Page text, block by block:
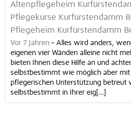
Altenpflegeheim
Pflegekurse Kurfürstendamm
Pflegeheim Kurfürstendamm
Vor 7 Jahren – Alles wird anders,
eigenen vier Wänden alleine nicht
bieten Ihnen diese Hilfe an und
selbstbestimmt wie möglich aber
pflegerischen Unterstützung betreut
selbstbestimmt in Ihrer eig[...]